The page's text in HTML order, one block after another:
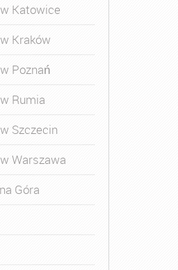
Katowice
Kraków
Poznań
Rumia
Szczecin
Warszawa
Góra